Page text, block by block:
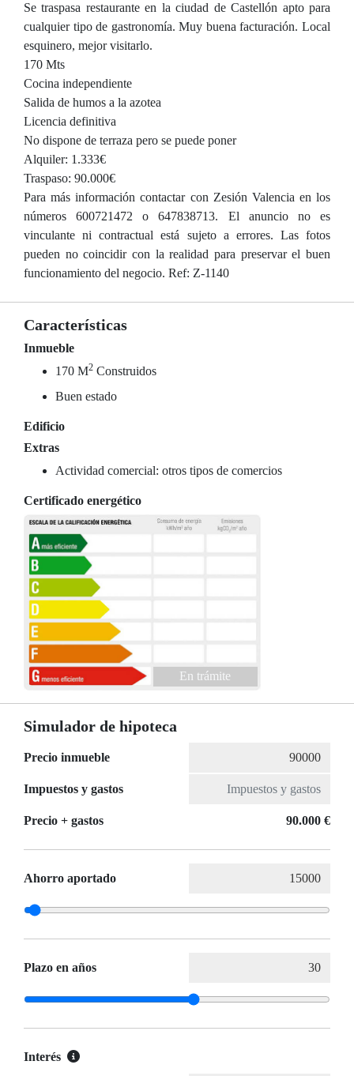
Se traspasa restaurante en la ciudad de Castellón apto para
cualquier tipo de gastronomía. Muy buena facturación. Local
esquinero, mejor visitarlo.
170 Mts
Cocina independiente
Salida de humos a la azotea
Licencia definitiva
No dispone de terraza pero se puede poner
Alquiler: 1.333€
Traspaso: 90.000€
Para más información contactar con Zesión Valencia en los
números 600721472 o 647838713. El anuncio no es
vinculante ni contractual está sujeto a errores. Las fotos
pueden no coincidir con la realidad para preservar el buen
funcionamiento del negocio. Ref: Z-1140
Características
Inmueble
170 M2 Construidos
Buen estado
Edificio
Extras
Actividad comercial: otros tipos de comercios
Certificado energético
En trámite
Simulador de hipoteca
Precio inmueble
Impuestos y gastos
Precio + gastos 90.000 €
Ahorro aportado
Plazo en años
Interés